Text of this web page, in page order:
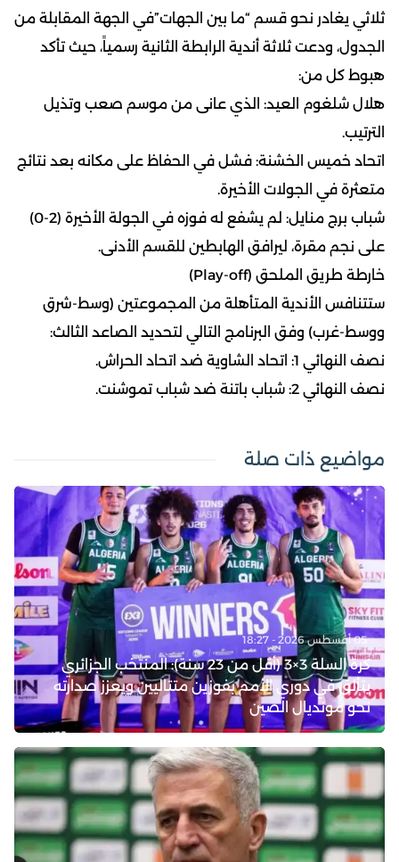
ثلاثي يغادر نحو قسم “ما بين الجهات”في الجهة المقابلة من
الجدول، ودعت ثلاثة أندية الرابطة الثانية رسمياً، حيث تأكد
هبوط كل من:
هلال شلغوم العيد: الذي عانى من موسم صعب وتذيل
الترتيب.
اتحاد خميس الخشنة: فشل في الحفاظ على مكانه بعد نتائج
متعثرة في الجولات الأخيرة.
شباب برج منايل: لم يشفع له فوزه في الجولة الأخيرة (2-0)
على نجم مقرة، ليرافق الهابطين للقسم الأدنى.
خارطة طريق الملحق (Play-off)
ستتنافس الأندية المتأهلة من المجموعتين (وسط-شرق
ووسط-غرب) وفق البرنامج التالي لتحديد الصاعد الثالث:
نصف النهائي 1: اتحاد الشاوية ضد اتحاد الحراش.
نصف النهائي 2: شباب باتنة ضد شباب تموشنت.
مواضيع ذات صلة
05 أغسطس 2026 - 18:27
كرة السلة 3×3 (أقل من 23 سنة): المنتخب الجزائري
يتألق في دوري الأمم بفوزين متتاليين ويعزز صدارته
نحو مونديال الصين